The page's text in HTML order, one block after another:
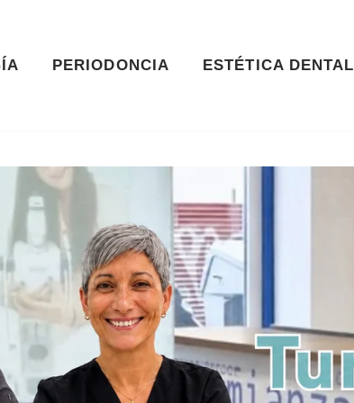
PERIODONCIA ESTÉTICA DENTAL